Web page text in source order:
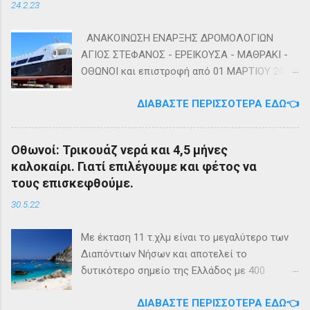
24.2.23
ΑΝΑΚΟΙΝΩΣΗ ΕΝΑΡΞΗΣ ΔΡΟΜΟΛΟΓΙΩΝ
ΑΓΙΟΣ ΣΤΕΦΑΝΟΣ - ΕΡΕΙΚΟΥΣΑ - ΜΑΘΡΑΚΙ -
ΟΘΩΝΟΙ και επιστροφή από 01 ΜΑΡΤΙΟΥ 2023
της εταιρίας μας, ΕΓ-ΔΡ ΒΑΜΟΣ, αναμένεται
και επιστροφή με 3 δρομολόγια την εβδομάδα
από 01/03/2023 Πηγή: chania-lines.com
ΔΙΑΒΆΣΤΕ ΠΕΡΙΣΣΌΤΕΡΑ ΕΔΏ👈
Οθωνοί: Τρικουάζ νερά και 4,5 μήνες
καλοκαίρι. Γιατί επιλέγουμε και φέτος να
τους επισκεφθούμε.
30.5.22
Με έκταση 11 τ.χλμ είναι το μεγαλύτερο των
Διαπόντιων Νήσων και αποτελεί το
δυτικότερο σημείο της Ελλάδος με 400
καλοκαιρινούς μήνες πολλαπλασιάζεται
ΔΙΑΒΆΣΤΕ ΠΕΡΙΣΣΌΤΕΡΑ ΕΔΏ👈